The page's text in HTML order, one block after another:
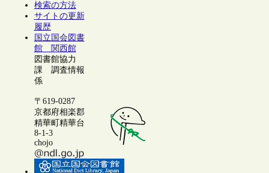
検索の方法
サイトの更新
履歴
国立国会図書
館 関西館
図書館協力
課 調査情報
係
〒619-0287
京都府相楽郡
精華町精華台
8-1-3
chojo